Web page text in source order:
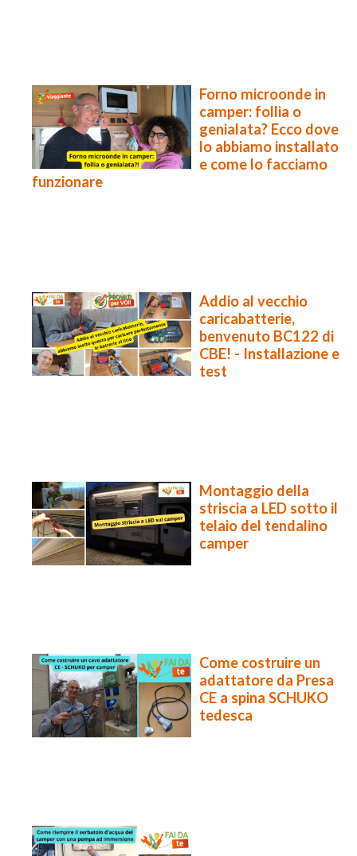
Forno microonde in
camper: follia o
genialata? Ecco dove
lo abbiamo installato
e come lo facciamo
funzionare
Addio al vecchio
caricabatterie,
benvenuto BC122 di
CBE! - Installazione e
test
Montaggio della
striscia a LED sotto il
telaio del tendalino
camper
Come costruire un
adattatore da Presa
CE a spina SCHUKO
tedesca